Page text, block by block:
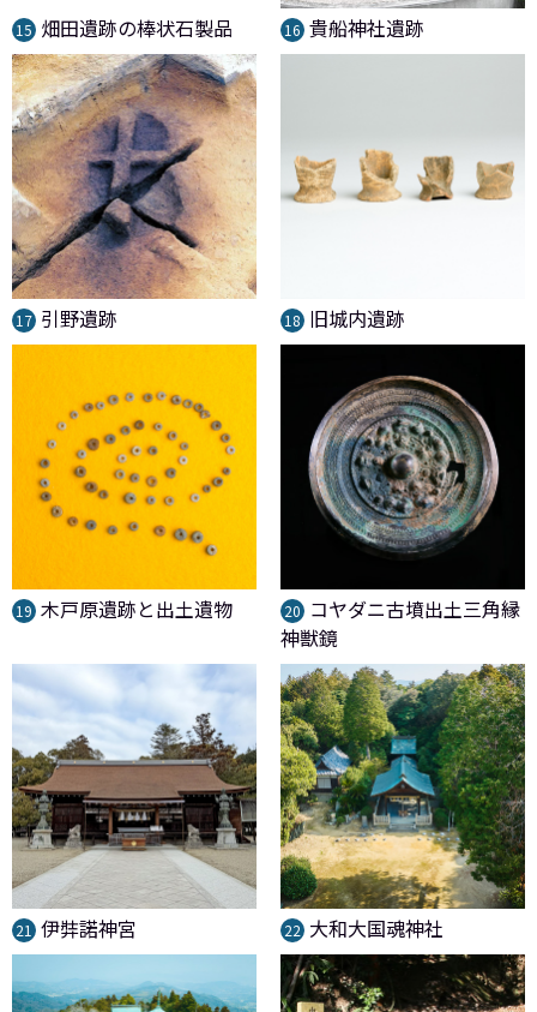
15 畑田遺跡の棒状石製品 16 貴船神社遺跡
17 引野遺跡 18 旧城内遺跡
19 木戸原遺跡と出土遺物 20 コヤダニ古墳出土三角縁
神獣鏡
21 伊弉諾神宮 22 大和大国魂神社